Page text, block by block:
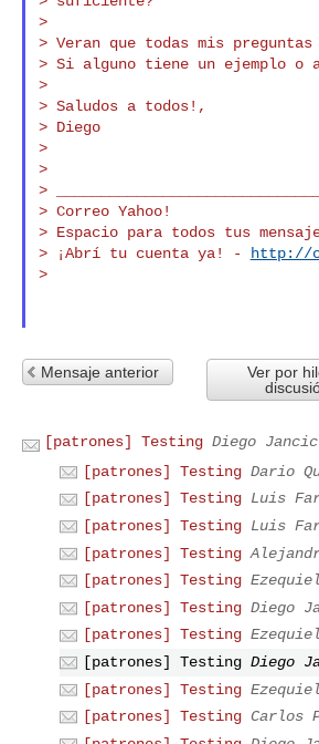
>
> Veran que todas mis preguntas
> Si alguno tiene un ejemplo o
>
> Saludos a todos!,
> Diego
>
>
>
> Correo Yahoo!
> Espacio para todos tus
> ¡Abrí tu cuenta ya! -
http://
>
Mensaje anterior
Ver por
[patrones] Testing Diego Jancic
[patrones] Testing Dario
[patrones] Testing Luis
[patrones] Testing Luis
[patrones] Testing
[patrones] Testing
[patrones] Testing Diego
[patrones] Testing
[patrones] Testing Diego
[patrones] Testing
[patrones] Testing Carlos